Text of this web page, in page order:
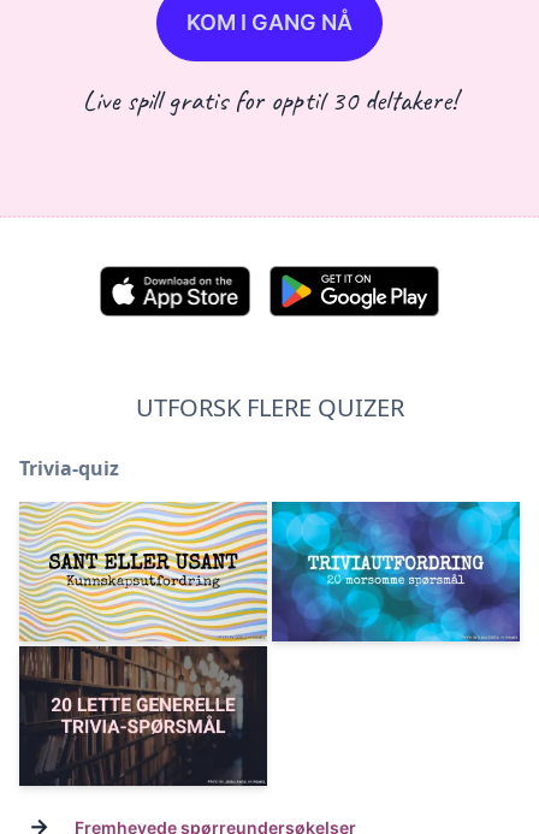
KOM I GANG NÅ
Live spill gratis for opptil 30 deltakere!
UTFORSK FLERE QUIZER
Trivia-quiz
→ Fremhevede spørreundersøkelser